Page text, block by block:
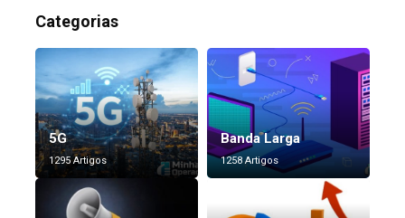
Categorias
5G
1295 Artigos
Banda Larga
1258 Artigos